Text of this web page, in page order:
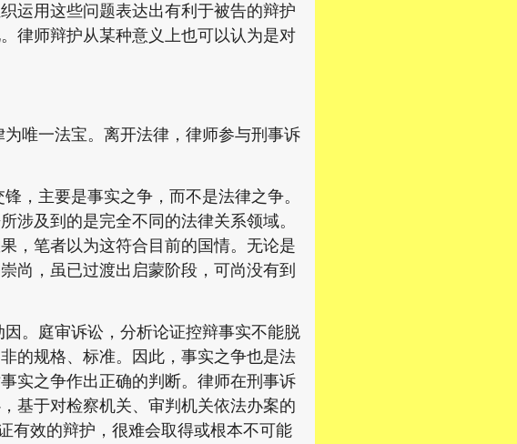
运用这些问题表达出有利于被告的辩护
律师辩护从某种意义上也可以认为是对
唯一法宝。离开法律，律师参与刑事诉
主要是事实之争，而不是法律之争。
涉及到的是完全不同的法律关系领域。
，笔者以为这符合目前的国情。无论是
尚，虽已过渡出启蒙阶段，可尚没有到
。庭审诉讼，分析论证控辩事实不能脱
的规格、标准。因此，事实之争也是法
实之争作出正确的判断。律师在刑事诉
基于对检察机关、审判机关依法办案的
有效的辩护，很难会取得或根本不可能